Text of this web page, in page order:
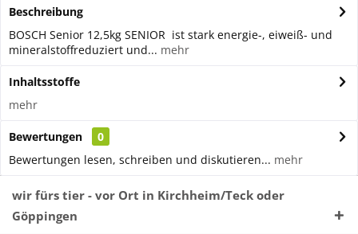
Beschreibung
BOSCH Senior 12,5kg SENIOR ist stark energie-, eiweiß- und
mineralstoffreduziert und... mehr
Inhaltsstoffe
mehr
Bewertungen
0
Bewertungen lesen, schreiben und diskutieren... mehr
wir fürs tier - vor Ort in Kirchheim/Teck oder
Göppingen